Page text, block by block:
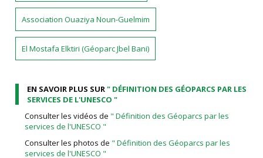
Association Ouaziya Noun-Guelmim
El Mostafa Elktiri (Géoparc Jbel Bani)
EN SAVOIR PLUS SUR" DÉFINITION DES GÉOPARCS PAR LES
SERVICES DE L'UNESCO "
Consulter les vidéos de " Définition des Géoparcs par les
services de l'UNESCO "
Consulter les photos de " Définition des Géoparcs par les
services de l'UNESCO "